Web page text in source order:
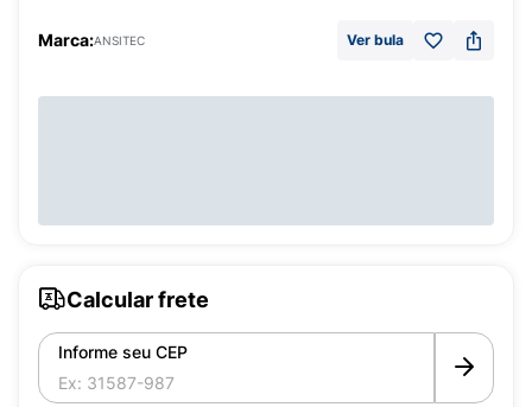
Marca:ANSITEC Ver bula
Calcular frete
Informe seu CEP